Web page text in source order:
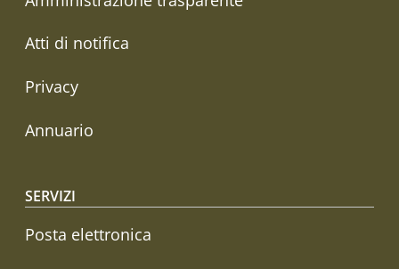
Atti di notifica
Privacy
Annuario
SERVIZI
Posta elettronica